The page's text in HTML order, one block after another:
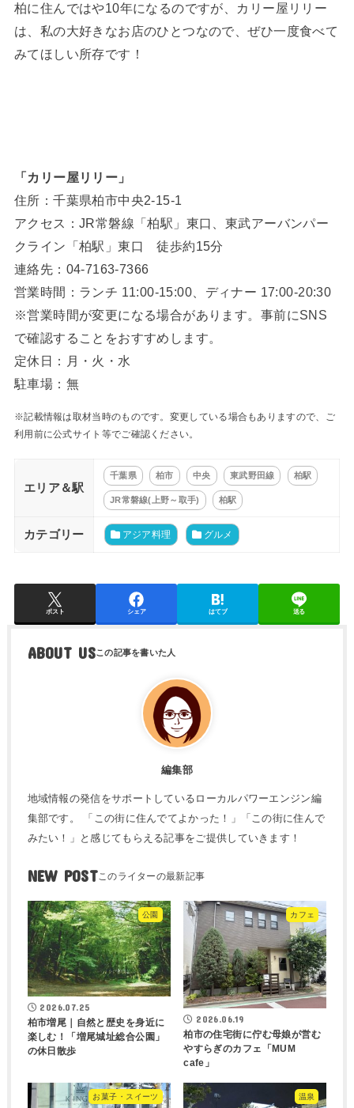
柏に住んではや10年になるのですが、カリー屋リリー
は、私の大好きなお店のひとつなので、ぜひ一度食べて
みてほしい所存です！
「カリー屋リリー」
住所：千葉県柏市中央2-15-1
アクセス：JR常磐線「柏駅」東口、東武アーバンパー
クライン「柏駅」東口 徒歩約15分
連絡先：04-7163-7366
営業時間：ランチ 11:00-15:00、ディナー 17:00-20:30
※営業時間が変更になる場合があります。事前にSNS
で確認することをおすすめします。
定休日：月・火・水
駐車場：無
※記載情報は取材当時のものです。変更している場合もありますので、ご
利用前に公式サイト等でご確認ください。
エリア＆駅
千葉県 柏市 中央 東武野田線 柏駅
JR常磐線(上野～取手) 柏駅
カテゴリー アジア料理 グルメ
ポスト シェア はてブ 送る
ABOUT US
編集部
地域情報の発信をサポートしているローカルパワーエンジン編
集部です。 「この街に住んでてよかった！」「この街に住んで
みたい！」と感じてもらえる記事をご提供していきます！
NEW POST
公園
2026.07.25
柏市増尾｜自然と歴史を身近に
楽しむ！「増尾城址総合公園」
の休日散歩
カフェ
2026.06.19
柏市の住宅街に佇む母娘が営む
やすらぎのカフェ「MUM
cafe」
お菓子・スイーツ 温泉